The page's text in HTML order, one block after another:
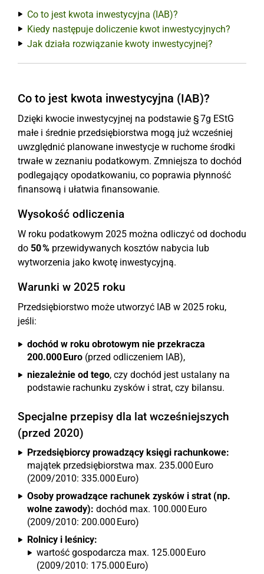
Co to jest kwota inwestycyjna (IAB)?
Kiedy następuje doliczenie kwot inwestycyjnych?
Jak działa rozwiązanie kwoty inwestycyjnej?
Co to jest kwota inwestycyjna (IAB)?
Dzięki kwocie inwestycyjnej na podstawie § 7g EStG
małe i średnie przedsiębiorstwa mogą już wcześniej
uwzględnić planowane inwestycje w ruchome środki
trwałe w zeznaniu podatkowym. Zmniejsza to dochód
podlegający opodatkowaniu, co poprawia płynność
finansową i ułatwia finansowanie.
Wysokość odliczenia
W roku podatkowym 2025 można odliczyć od dochodu
do 50 % przewidywanych kosztów nabycia lub
wytworzenia jako kwotę inwestycyjną.
Warunki w 2025 roku
Przedsiębiorstwo może utworzyć IAB w 2025 roku,
jeśli:
dochód w roku obrotowym nie przekracza
200.000 Euro (przed odliczeniem IAB),
niezależnie od tego, czy dochód jest ustalany na
podstawie rachunku zysków i strat, czy bilansu.
Specjalne przepisy dla lat wcześniejszych
(przed 2020)
Przedsiębiorcy prowadzący księgi rachunkowe:
majątek przedsiębiorstwa max. 235.000 Euro
(2009/2010: 335.000 Euro)
Osoby prowadzące rachunek zysków i strat (np.
wolne zawody): dochód max. 100.000 Euro
(2009/2010: 200.000 Euro)
Rolnicy i leśnicy:
wartość gospodarcza max. 125.000 Euro
(2009/2010: 175.000 Euro)